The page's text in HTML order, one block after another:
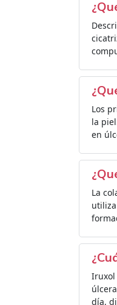
Los
la
en
La
Iruxol
día,